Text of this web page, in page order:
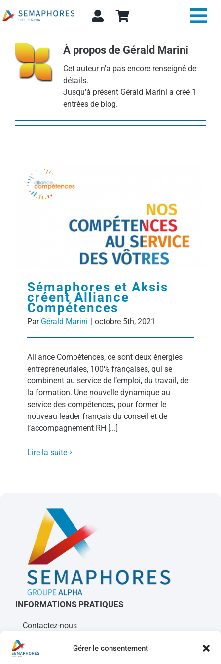
Gérer le consentement
au
Expertise et conseil
Actualité
Rechercher:
À propos de Gérald Marini
Cet auteur n'a pas encore renseigné de
détails.
Jusqu'à présent Gérald Marini a créé 1
entrées de blog.
Sémaphores et Aksis
créent Alliance
Compétences
Par Gérald Marini | octobre 5th, 2021
Alliance Compétences, ce sont deux énergies
entrepreneuriales, 100% françaises, qui se
combinent au service de l’emploi, du travail, de
la formation. Une nouvelle dynamique au
service des compétences, pour former le
nouveau leader français du conseil et de
l’accompagnement RH [...]
Lire la suite
INFORMATIONS PRATIQUES
Contactez-nous
Mots clés, sigles et glossaire